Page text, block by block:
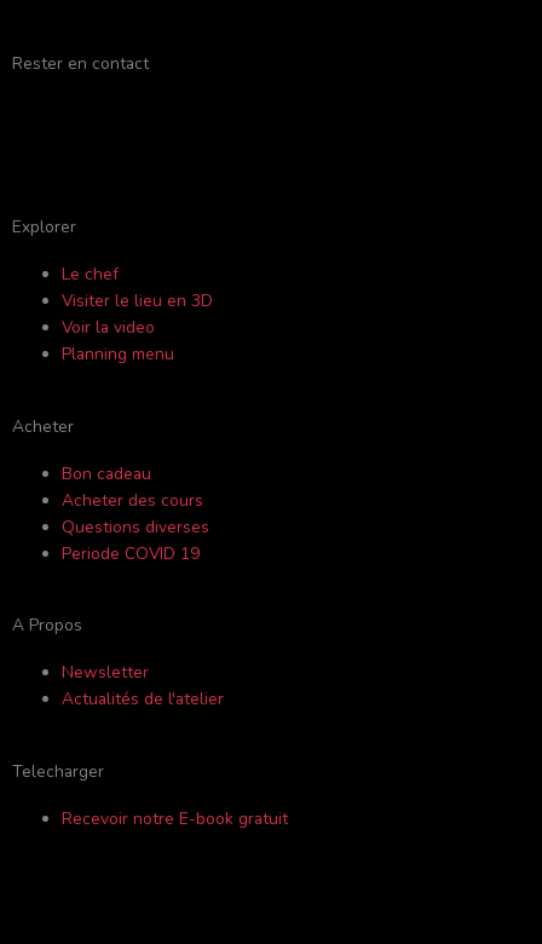
Rester en contact
c
e
b
o
o
k
-
f
u
t
u
e
t
a
r
a
Explorer
Le chef
Visiter le lieu en 3D
Voir la video
Planning menu
Acheter
Bon cadeau
Acheter des cours
Questions diverses
Periode COVID 19
A Propos
Newsletter
Actualités de l'atelier
Telecharger
Recevoir notre E-book gratuit